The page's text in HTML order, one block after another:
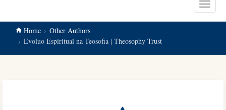
Toggle
Home
Other Authors
Evoluo Espiritual na Teosofia | Theosophy Trust